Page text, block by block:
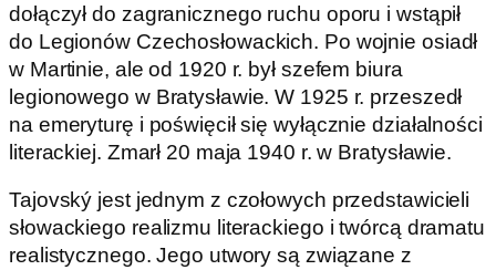
dołączył do zagranicznego ruchu oporu i wstąpił
do Legionów Czechosłowackich. Po wojnie osiadł
w Martinie, ale od 1920 r. był szefem biura
legionowego w Bratysławie. W 1925 r. przeszedł
na emeryturę i poświęcił się wyłącznie działalności
literackiej. Zmarł 20 maja 1940 r. w Bratysławie.
Tajovský jest jednym z czołowych przedstawicieli
słowackiego realizmu literackiego i twórcą dramatu
realistycznego. Jego utwory są związane z